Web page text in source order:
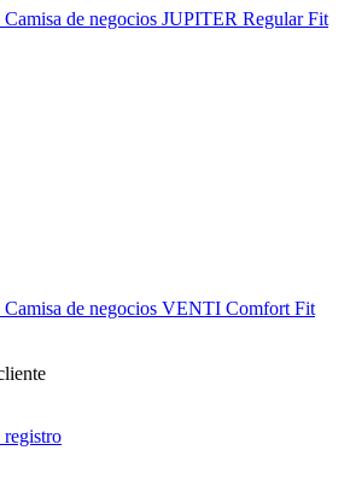
Camisa de negocios JUPITER Regular Fit
Camisa de negocios VENTI Comfort Fit